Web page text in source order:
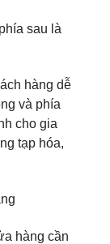
sau là
hàng dễ
và phía
cho gia
tạp hóa,
hàng cần